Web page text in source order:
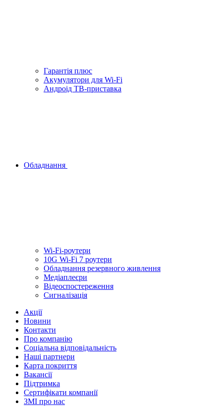
Гарантiя плюс
Акумулятори для Wi-Fi
Андроід ТВ-приставка
Обладнання
Wi-Fi-роутери
10G Wi-Fi 7 роутери
Обладнання резервного живлення
Медiаплеєри
Відеоспостереження
Сигналізація
Акції
Новини
Контакти
Про компанію
Соціальна відповідальність
Наші партнери
Карта покриття
Вакансії
Підтримка
Сертифікати компанії
ЗМІ про нас